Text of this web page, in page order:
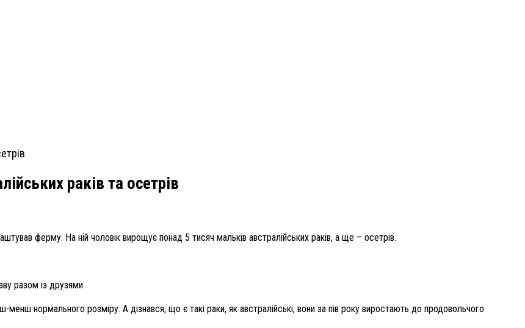
раків та осетрів
ферму. На ній чоловік вирощує понад 5 тисяч мальків австралійських раків, а ще – осетрів.
разом із друзями.
нормального розміру. А дізнався, що є такі раки, як австралійські, вони за пів року виростають до продовольчого